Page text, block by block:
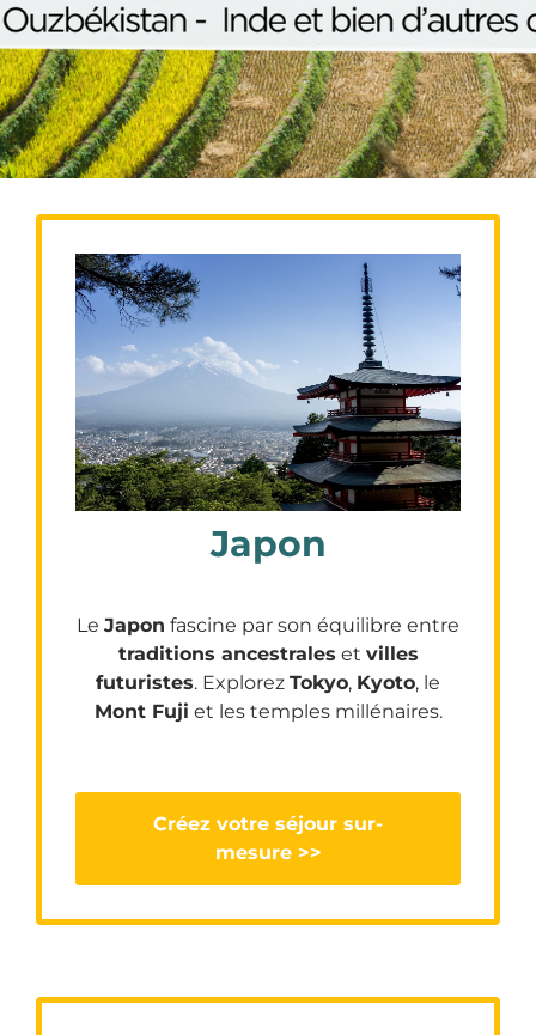
Japon
Le Japon fascine par son équilibre entre
traditions ancestrales et villes
futuristes. Explorez Tokyo, Kyoto, le
Mont Fuji et les temples millénaires.
Créez votre séjour sur-
mesure >>